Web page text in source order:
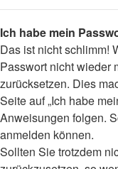
Ich habe mein
Das ist nicht schlimm!
Passwort nicht wieder
zurücksetzen. Dies
Seite auf „Ich habe
Anweisungen folgen.
anmelden können.
Sollten Sie trotzdem